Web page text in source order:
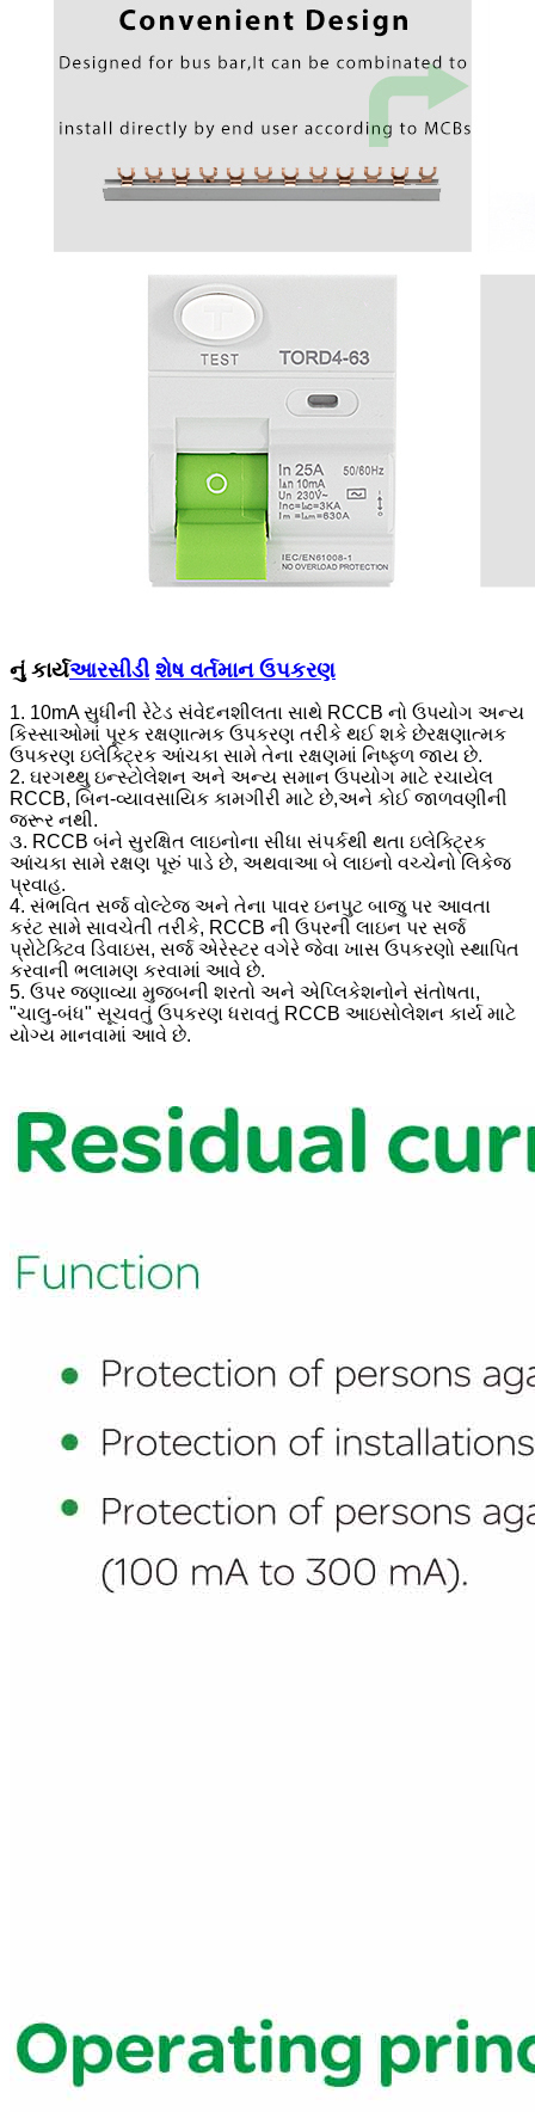
નું કાર્યઆરસીડી શેષ વર્તમાન ઉપકરણ
1. 10mA સુધીની રેટેડ સંવેદનશીલતા સાથે RCCB નો ઉપયોગ અન્ય
કિસ્સાઓમાં પૂરક રક્ષણાત્મક ઉપકરણ તરીકે થઈ શકે છેરક્ષણાત્મક
ઉપકરણ ઇલેક્ટ્રિક આંચકા સામે તેના રક્ષણમાં નિષ્ફળ જાય છે.
2. ઘરગથ્થુ ઇન્સ્ટોલેશન અને અન્ય સમાન ઉપયોગ માટે રચાયેલ
RCCB, બિન-વ્યાવસાયિક કામગીરી માટે છે,અને કોઈ જાળવણીની
જરૂર નથી.
૩. RCCB બંને સુરક્ષિત લાઇનોના સીધા સંપર્કથી થતા ઇલેક્ટ્રિક
આંચકા સામે રક્ષણ પૂરું પાડે છે, અથવાઆ બે લાઇનો વચ્ચેનો લિકેજ
પ્રવાહ.
4. સંભવિત સર્જ વોલ્ટેજ અને તેના પાવર ઇનપુટ બાજુ પર આવતા
કરંટ સામે સાવચેતી તરીકે, RCCB ની ઉપરની લાઇન પર સર્જ
પ્રોટેક્ટિવ ડિવાઇસ, સર્જ એરેસ્ટર વગેરે જેવા ખાસ ઉપકરણો સ્થાપિત
કરવાની ભલામણ કરવામાં આવે છે.
5. ઉપર જણાવ્યા મુજબની શરતો અને એપ્લિકેશનોને સંતોષતા,
"ચાલુ-બંધ" સૂચવતું ઉપકરણ ધરાવતું RCCB આઇસોલેશન કાર્ય માટે
યોગ્ય માનવામાં આવે છે.